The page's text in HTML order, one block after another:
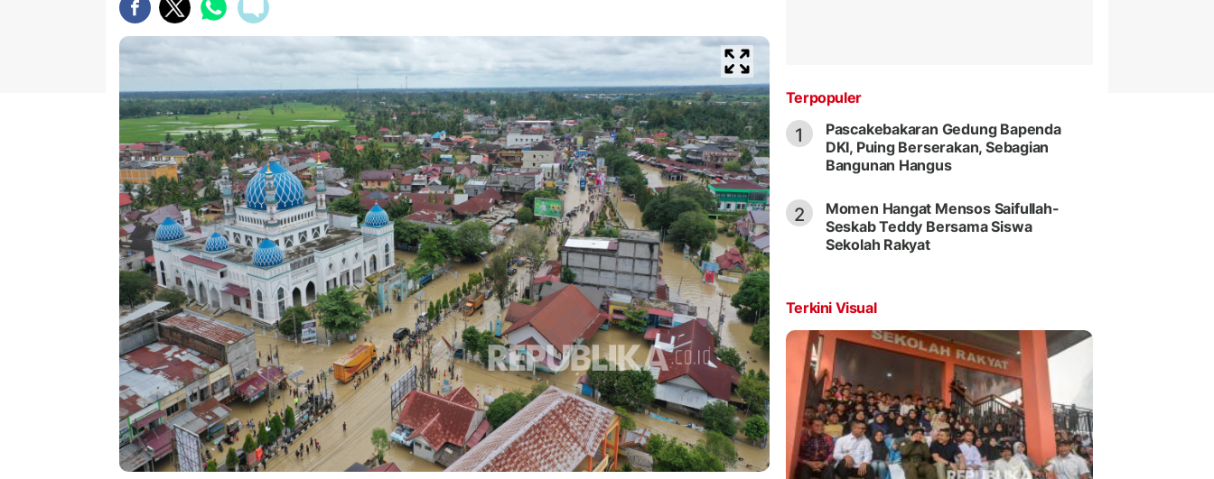
Terpopuler
1
Pascakebakaran Gedung Bapenda
DKI, Puing Berserakan, Sebagian
Bangunan Hangus
2
Momen Hangat Mensos Saifullah-
Seskab Teddy Bersama Siswa
Sekolah Rakyat
Terkini Visual